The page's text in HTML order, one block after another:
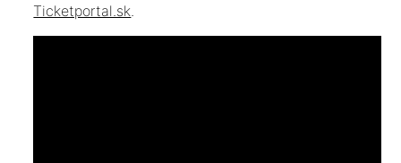
Ticketportal.sk